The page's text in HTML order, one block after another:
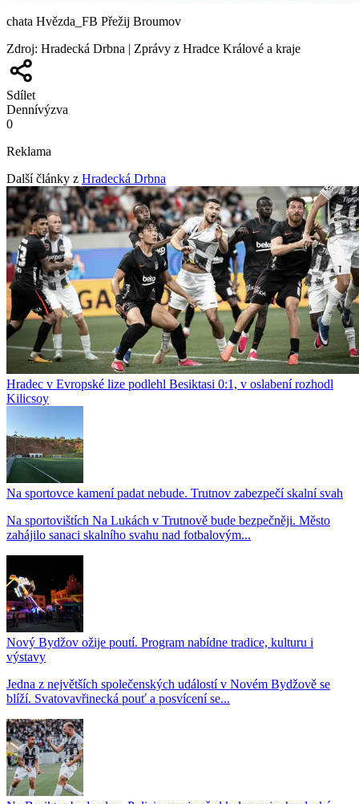
chata Hvězda_FB Přežij Broumov
Zdroj: Hradecká Drbna | Zprávy z Hradce Králové a kraje
Sdílet
Dennívýzva
0
Reklama
Další články z Hradecká Drbna
Hradec v Evropské lize podlehl Besiktasi 0:1, v oslabení rozhodl
Kilicsoy
Na sportovce kamení padat nebude. Trutnov zabezpečí skalní svah
Na sportovištích Na Lukách v Trutnově bude bezpečněji. Město
zahájilo sanaci skalního svahu nad fotbalovým...
Nový Bydžov ožije poutí. Program nabídne tradice, kulturu i
výstavy
Jedna z největších společenských událostí v Novém Bydžově se
blíží. Svatovavřinecká pouť a posvícení se...